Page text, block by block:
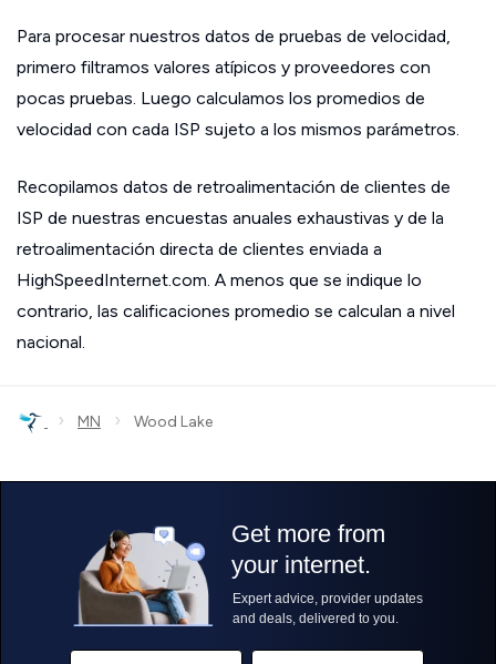
Para procesar nuestros datos de pruebas de velocidad,
primero filtramos valores atípicos y proveedores con
pocas pruebas. Luego calculamos los promedios de
velocidad con cada ISP sujeto a los mismos parámetros.
Recopilamos datos de retroalimentación de clientes de
ISP de nuestras encuestas anuales exhaustivas y de la
retroalimentación directa de clientes enviada a
HighSpeedInternet.com. A menos que se indique lo
contrario, las calificaciones promedio se calculan a nivel
nacional.
› MN › Wood Lake